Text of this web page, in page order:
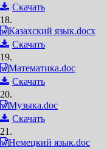
Скачать
18.
Казахский язык.docx
Скачать
19.
Математика.doc
Скачать
20.
Музыка.doc
Скачать
21.
Немецкий язык.doc